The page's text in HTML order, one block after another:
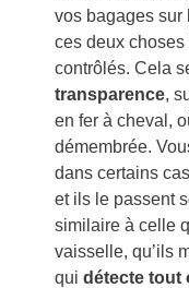
vos bagages sur
ces deux
contrôlés. Cela
transparence,
en fer à cheval,
démembrée.
dans certains
et ils le passent
similaire à celle
vaisselle, qu’ils
quidétecte tout